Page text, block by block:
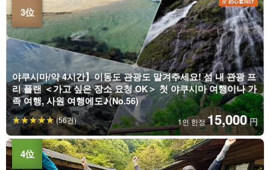
야쿠시마/약 4시간】이동도 관광도 맡겨주세요! 섬 내 관광 프
리 플랜 ＜가고 싶은 장소 요청 OK＞ 첫 야쿠시마 여행이나 가
족 여행, 사원 여행에도♪(No.56)
1인 한정15,000 円
(56건)